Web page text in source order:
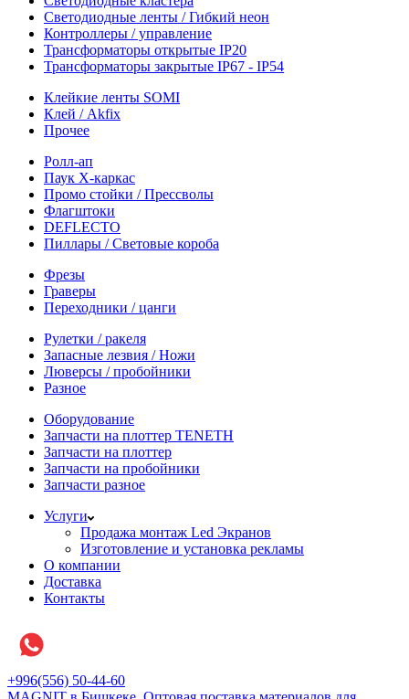
Светодиодные ленты / Гибкий неон
Контроллеры / управление
Трансформаторы открытые IP20
Трансформаторы закрытые IP67 - IP54
Клейкие ленты SOMI
Клей / Akfix
Прочее
Ролл-ап
Паук X-каркас
Промо стойки / Прессволы
Флагштоки
DEFLECTO
Пиллары / Световые короба
Фрезы
Граверы
Переходники / цанги
Рулетки / ракеля
Запасные лезвия / Ножи
Люверсы / пробойники
Разное
Оборудование
Запчасти на плоттер TENETH
Запчасти на плоттер
Запчасти на пробойники
Запчасти разное
Услуги
Продажа монтаж Led Экранов
Изготовление и установка рекламы
О компании
Доставка
Контакты
+996(556) 50-44-60